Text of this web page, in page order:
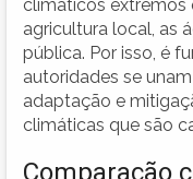
climáticos extremos
agricultura local, as
pública. Por isso, é
autoridades se
adaptação e
climáticas que são
Comparação